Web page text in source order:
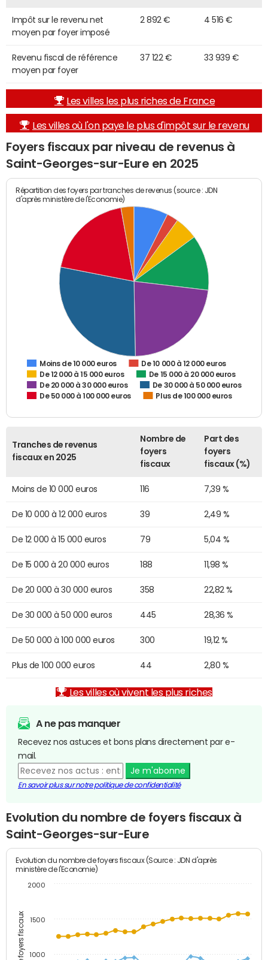
Impôt sur le revenu net
moyen par foyer imposé
2 892 € 4 516 €
Revenu fiscal de référence
moyen par foyer
37 122 € 33 939 €
Les villes les plus riches de France
Les villes où l'on paye le plus d'impôt sur le revenu
Foyers fiscaux par niveau de revenus à
Saint-Georges-sur-Eure en 2025
Répartition des foyers par tranches de revenus (source : JDN
d'après ministère de l'Economie)
Moins de 10 000 euros
De 10 000 à 12 000 euros
De 12 000 à 15 000 euros
De 15 000 à 20 000 euros
De 20 000 à 30 000 euros
De 30 000 à 50 000 euros
De 50 000 à 100 000 euros
Plus de 100 000 euros
Tranches de revenus
fiscaux en 2025
Nombre de
foyers
fiscaux
Part des
foyers
fiscaux (%)
Moins de 10 000 euros 116 7,39 %
De 10 000 à 12 000 euros 39 2,49 %
De 12 000 à 15 000 euros 79 5,04 %
De 15 000 à 20 000 euros 188 11,98 %
De 20 000 à 30 000 euros 358 22,82 %
De 30 000 à 50 000 euros 445 28,36 %
De 50 000 à 100 000 euros 300 19,12 %
Plus de 100 000 euros 44 2,80 %
Les villes où vivent les plus riches
A ne pas manquer
Recevez nos astuces et bons plans directement par e-
mail.
Je m'abonne
En savoir plus sur notre politique de confidentialité
Evolution du nombre de foyers fiscaux à
Saint-Georges-sur-Eure
Evolution du nombre de foyers fiscaux (Source : JDN d'après
ministère de l'Economie)
1000
1500
2000